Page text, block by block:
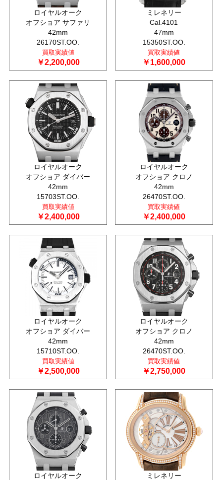
ロイヤルオーク
オフショア サファリ
42mm
26170ST.OO.
買取実績値
￥2,200,000
ミレネリー
Cal.4101
47mm
15350ST.OO.
買取実績値
￥1,600,000
ロイヤルオーク
オフショア ダイバー
42mm
15703ST.OO.
買取実績値
￥2,400,000
ロイヤルオーク
オフショア クロノ
42mm
26470ST.OO.
買取実績値
￥2,400,000
ロイヤルオーク
オフショア ダイバー
42mm
15710ST.OO.
買取実績値
￥2,500,000
ロイヤルオーク
オフショア クロノ
42mm
26470ST.OO.
買取実績値
￥2,750,000
ロイヤルオーク
ミレネリー